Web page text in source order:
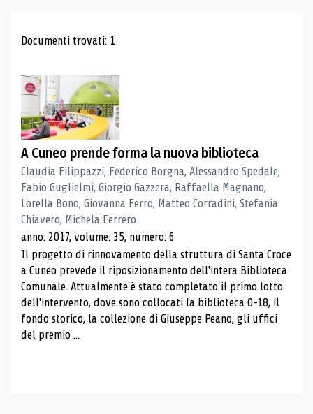
Risultati di ricerca
Documenti trovati: 1
A Cuneo prende forma la nuova biblioteca
Claudia Filippazzi, Federico Borgna, Alessandro Spedale,
Fabio Guglielmi, Giorgio Gazzera, Raffaella Magnano,
Lorella Bono, Giovanna Ferro, Matteo Corradini, Stefania
Chiavero, Michela Ferrero
anno: 2017, volume: 35, numero: 6
Il progetto di rinnovamento della struttura di Santa Croce
a Cuneo prevede il riposizionamento dell'intera Biblioteca
Comunale. Attualmente è stato completato il primo lotto
dell'intervento, dove sono collocati la biblioteca 0-18, il
fondo storico, la collezione di Giuseppe Peano, gli uffici
del premio ...